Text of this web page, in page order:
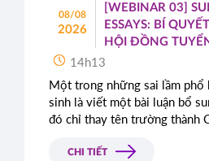
08/08
2026
[WEBINAR 03]
ESSAYS: BÍ
HỘI ĐỒNG
TOP ĐẦU MỸ
14h13
Một trong những sai lầm phổ
sinh là viết một bài luận bổ
đó chỉ thay tên trường thành
CHI TIẾT